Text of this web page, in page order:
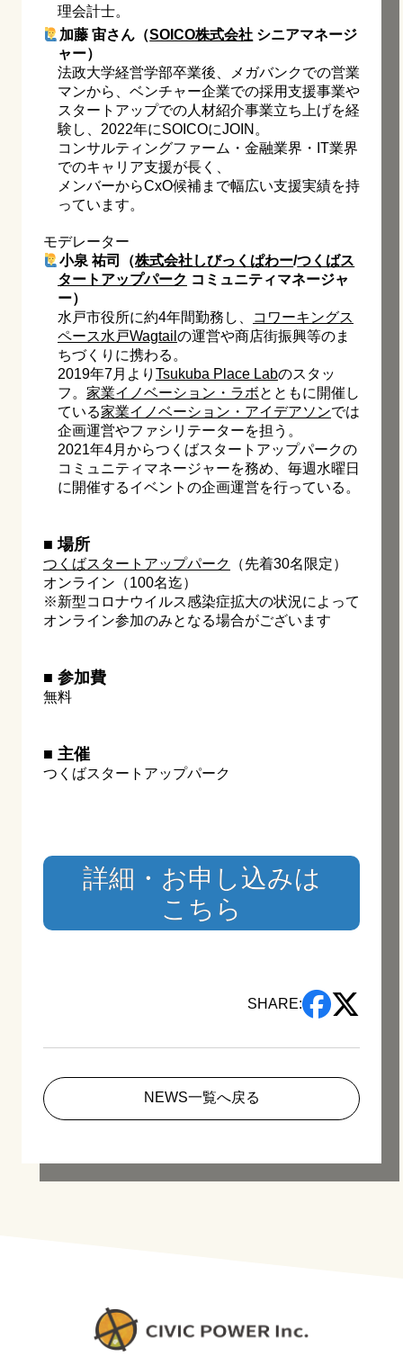
理会計士。
加藤 宙さん（SOICO株式会社 シニアマネージ
ャー）
法政大学経営学部卒業後、メガバンクでの営業
マンから、ベンチャー企業での採用支援事業や
スタートアップでの人材紹介事業立ち上げを経
験し、2022年にSOICOにJOIN。
コンサルティングファーム・金融業界・IT業界
でのキャリア支援が長く、
メンバーからCxO候補まで幅広い支援実績を持
っています。
モデレーター
小泉 祐司（株式会社しびっくぱわー/つくばス
タートアップパーク コミュニティマネージャ
ー）
水戸市役所に約4年間勤務し、
コワーキングス
ペース水戸Wagtail の運営や商店街振興等のま
ちづくりに携わる。
2019年7月より Tsukuba Place Labのスタッ
フ。 家業イノベーション・ラボとともに開催し
ている家業イノベーション・アイデアソンでは
企画運営やファシリテーターを担う。
2021年4月からつくばスタートアップパークの
コミュニティマネージャーを務め、毎週水曜日
に開催するイベントの企画運営を行っている。
■ 場所
つくばスタートアップパーク
（先着30名限定）
オンライン（100名迄）
※新型コロナウイルス感染症拡大の状況によって
オンライン参加のみとなる場合がございます
■ 参加費
無料
■ 主催
つくばスタートアップパーク
詳細・お申し込みは
こちら
SHARE:
NEWS一覧へ戻る